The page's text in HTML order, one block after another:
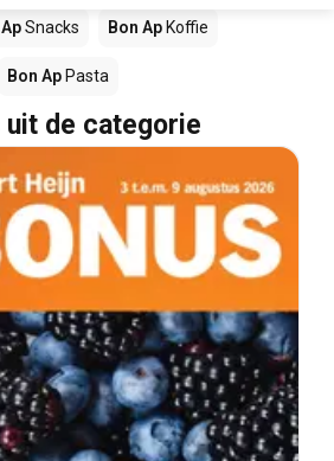
Snacks Bon Ap Koffie
Bon Ap Pasta
de categorie